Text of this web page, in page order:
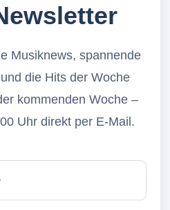
Musiknews, spannende
die Hits der Woche
kommenden Woche –
Uhr direkt per E-Mail.